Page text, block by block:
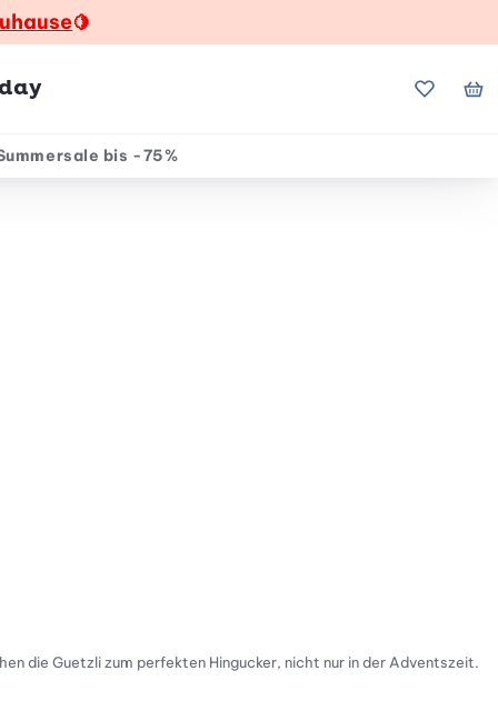
🍋
Meine
bis -75%
die Guetzli zum perfekten Hingucker, nicht nur in der Adventszeit.